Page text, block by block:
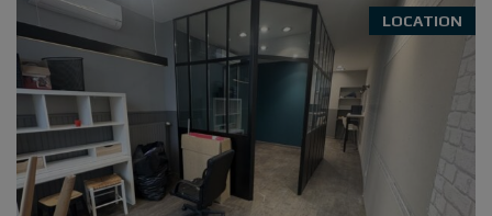
LOCATION